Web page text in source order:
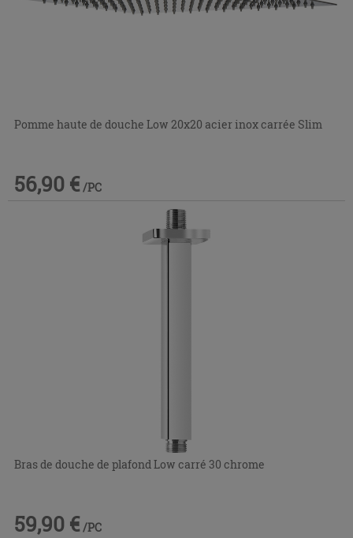
Pomme haute de douche Low 20x20 acier inox carrée Slim
56,90 € /PC
Bras de douche de plafond Low carré 30 chrome
59,90 € /PC